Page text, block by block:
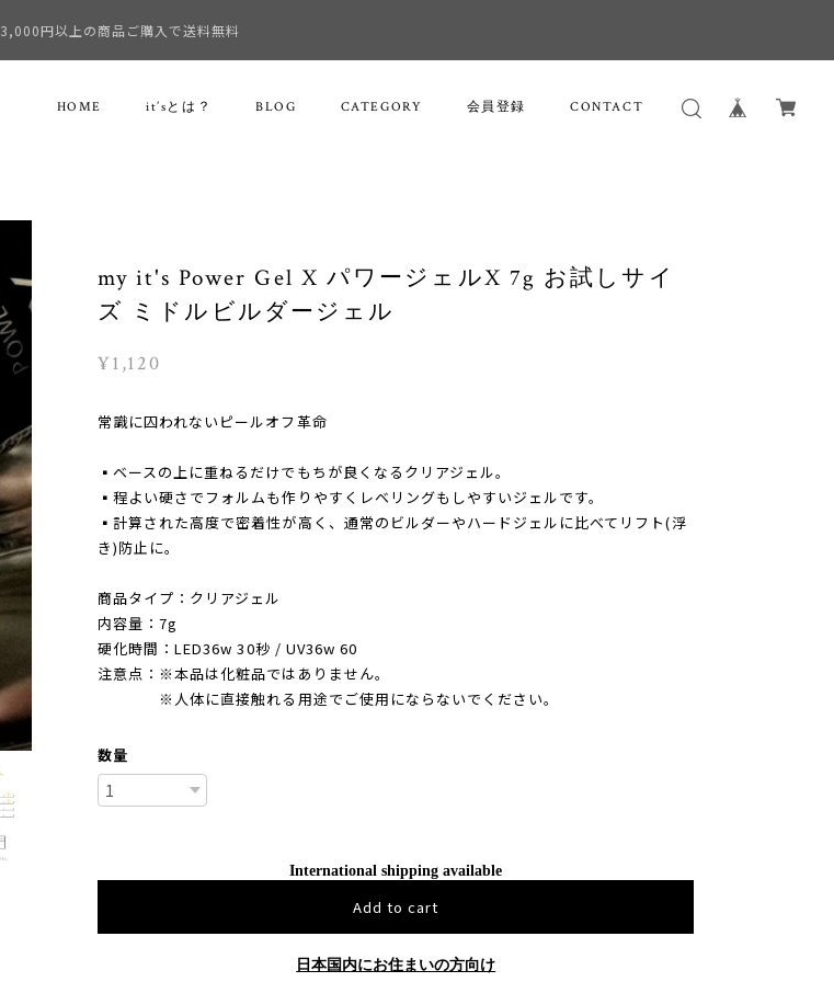
3,000円以上の商品ご購入で送料無料
HOME it’sとは？ BLOG CATEGORY 会員登録 CONTACT
my it's Power Gel X パワージェルX 7g お試しサイ
ズ ミドルビルダージェル
¥1,120
常識に囚われないピールオフ革命
▪️ベースの上に重ねるだけでもちが良くなるクリアジェル。
▪️程よい硬さでフォルムも作りやすくレベリングもしやすいジェルです。
▪️計算された高度で密着性が高く、通常のビルダーやハードジェルに比べてリフト(浮
き)防止に。
商品タイプ：クリアジェル
内容量：7g
硬化時間：LED36w 30秒 / UV36w 60
注意点：※本品は化粧品ではありません。
※人体に直接触れる用途でご使用にならないでください。
数量
International shipping available
Add to cart
日本国内にお住まいの方向け